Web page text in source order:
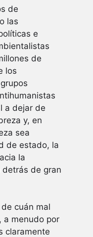
de
las
e
de
los
a dejar de
y, en
sea
de estado, la
la
detrás de gran
cuán mal
a menudo por
claramente